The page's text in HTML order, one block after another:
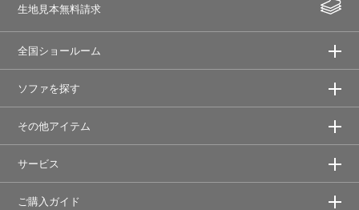
生地見本無料請求
全国ショールーム
ソファを探す
その他アイテム
サービス
ご購入ガイド